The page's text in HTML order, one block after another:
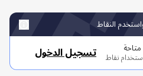
تسجيل الدخول